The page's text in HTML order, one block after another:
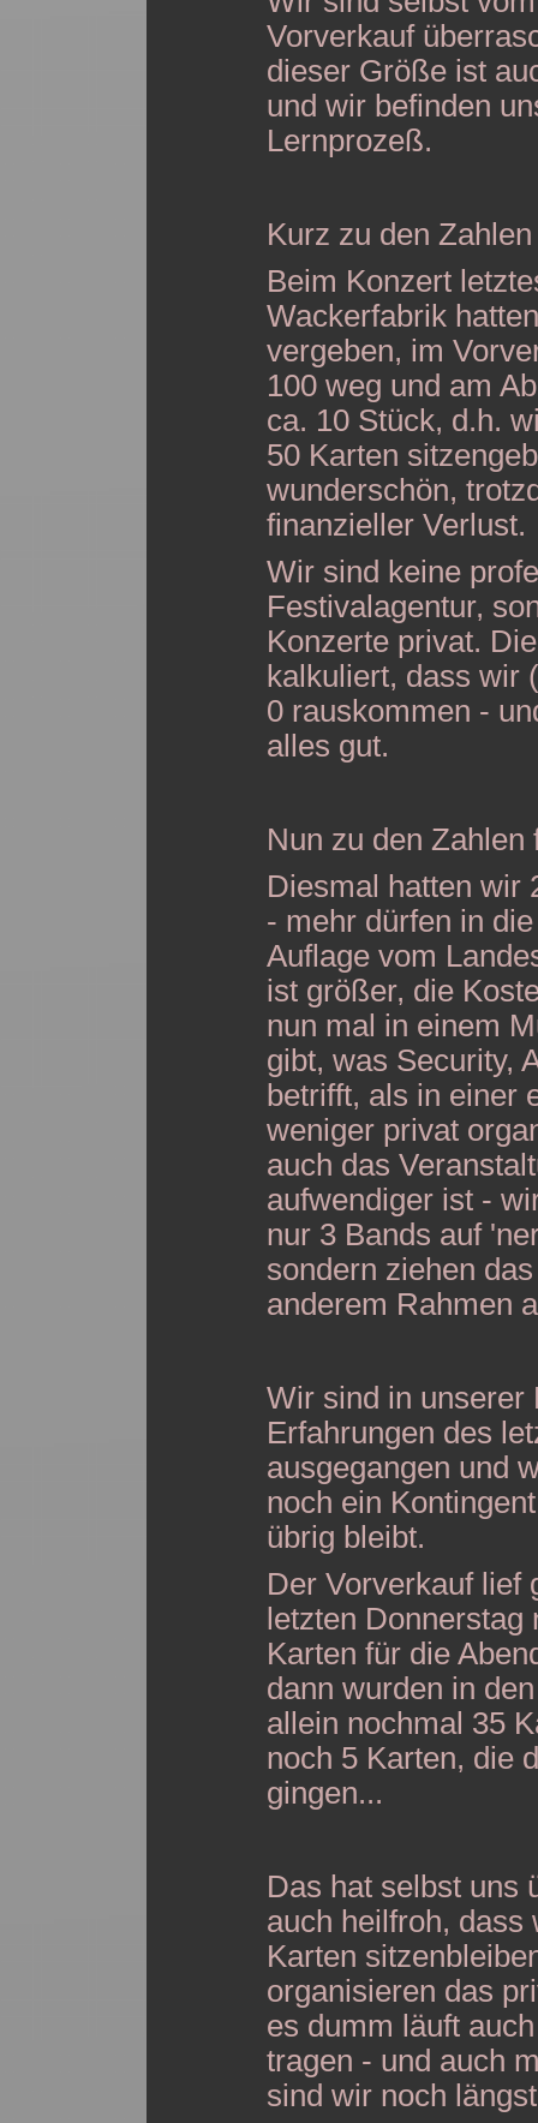
Vorverkauf
dieser Größe ist
und wir befinden
Lernprozeß.
Kurz zu den
Beim Konzert
Wackerfabrik
vergeben, im
100 weg und am
ca. 10 Stück, d.h.
50 Karten
wunderschön,
finanzieller Verlust.
Wir sind keine
Festivalagentur,
Konzerte privat.
kalkuliert, dass wir
0 rauskommen -
alles gut.
Nun zu den
Diesmal hatten wir
- mehr dürfen in
Auflage vom
ist größer, die
nun mal in einem
gibt, was Security,
betrifft, als in einer
weniger privat
auch das
aufwendiger ist -
nur 3 Bands auf
sondern ziehen
anderem Rahmen
Wir sind in unserer
Erfahrungen des
ausgegangen und
noch ein
übrig bleibt.
Der Vorverkauf lief
letzten
Karten für die
dann wurden in
allein nochmal 35
noch 5 Karten, die
gingen...
Das hat selbst uns
auch heilfroh, dass
Karten
organisieren das
es dumm läuft
tragen - und auch
sind wir noch